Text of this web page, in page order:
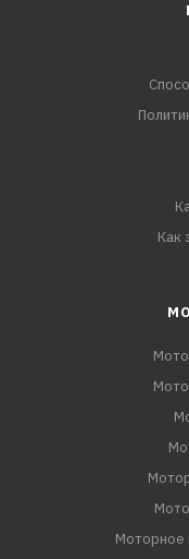
Как
Моторное